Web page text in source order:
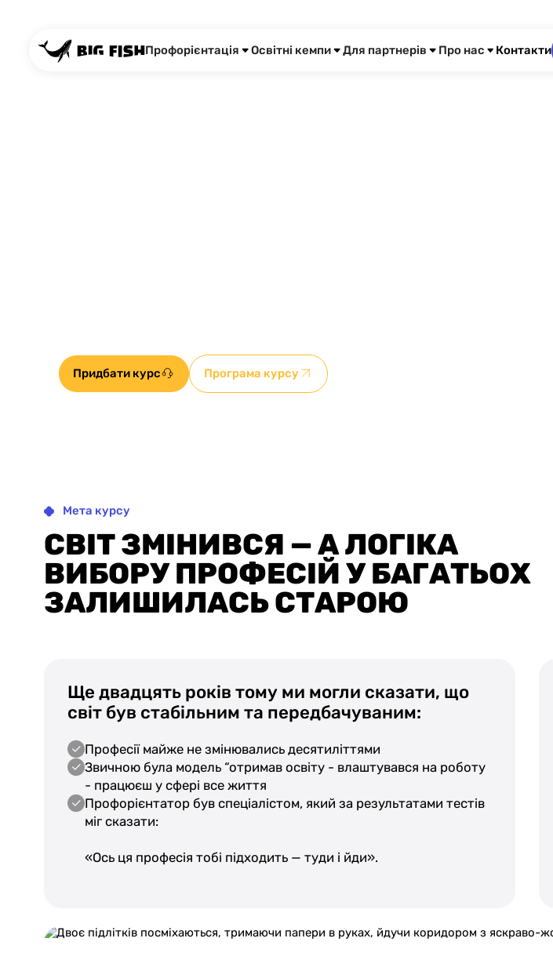
Профорієнтація Освітні кемпи Для партнерів Про нас Контакти
Придбати курс Програма курсу
Мета курсу
СВІТ ЗМІНИВСЯ — А ЛОГІКА
ВИБОРУ ПРОФЕСІЙ У БАГАТЬОХ
ЗАЛИШИЛАСЬ СТАРОЮ
Ще двадцять років тому ми могли сказати, що
світ був стабільним та передбачуваним:
Професії майже не змінювались десятиліттями
Звичною була модель “отримав освіту - влаштувався на роботу
- працюєш у сфері все життя
Профорієнтатор був спеціалістом, який за результатами тестів
міг сказати:
«Ось ця професія тобі підходить — туди і йди».